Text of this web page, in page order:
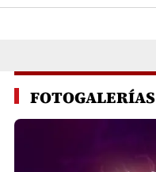
FOTOGALERÍAS